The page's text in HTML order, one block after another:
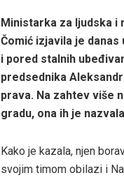
Ministarka za ljudska i
Čomić izjavila je
i pored stalnih
predsednika
prava. Na zahtev više
gradu, ona ih je
Kako je kazala, njen
svojim timom obilazi i